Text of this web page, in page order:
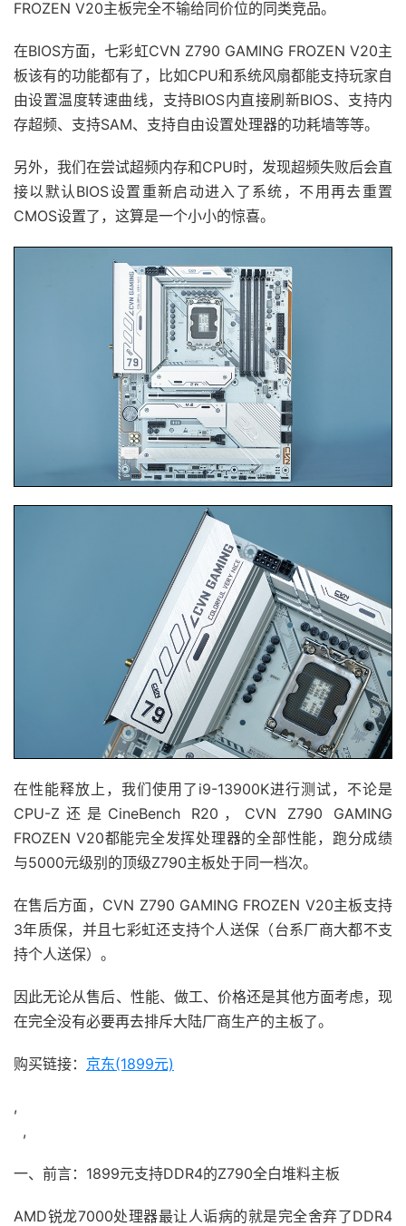
FROZEN V20主板完全不输给同价位的同类竞品。
在BIOS方面，七彩虹CVN Z790 GAMING FROZEN V20主
板该有的功能都有了，比如CPU和系统风扇都能支持玩家自
由设置温度转速曲线，支持BIOS内直接刷新BIOS、支持内
存超频、支持SAM、支持自由设置处理器的功耗墙等等。
另外，我们在尝试超频内存和CPU时，发现超频失败后会直
接以默认BIOS设置重新启动进入了系统，不用再去重置
CMOS设置了，这算是一个小小的惊喜。
在性能释放上，我们使用了i9-13900K进行测试，不论是
CPU-Z还是CineBench R20，CVN Z790 GAMING
FROZEN V20都能完全发挥处理器的全部性能，跑分成绩
与5000元级别的顶级Z790主板处于同一档次。
在售后方面，CVN Z790 GAMING FROZEN V20主板支持
3年质保，并且七彩虹还支持个人送保（台系厂商大都不支
持个人送保）。
因此无论从售后、性能、做工、价格还是其他方面考虑，现
在完全没有必要再去排斥大陆厂商生产的主板了。
购买链接： 京东(1899元)
,
,
一、前言：1899元支持DDR4的Z790全白堆料主板
AMD锐龙7000处理器最让人诟病的就是完全舍弃了DDR4